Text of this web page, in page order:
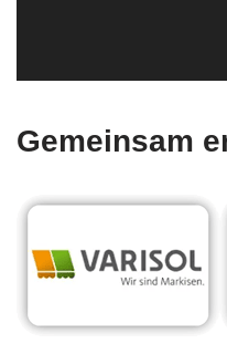
Gemeinsam